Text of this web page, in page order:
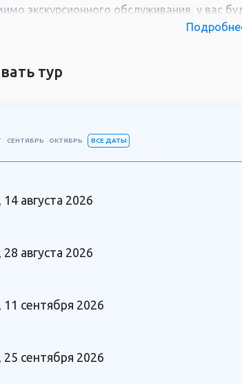
экскурсионного обслуживания, у вас
программах, которые подойдут как
тур
СЕНТЯБРЬ ОКТЯБРЬ ВСЕ ДАТЫ
августа 2026
августа 2026
11 сентября 2026
25 сентября 2026